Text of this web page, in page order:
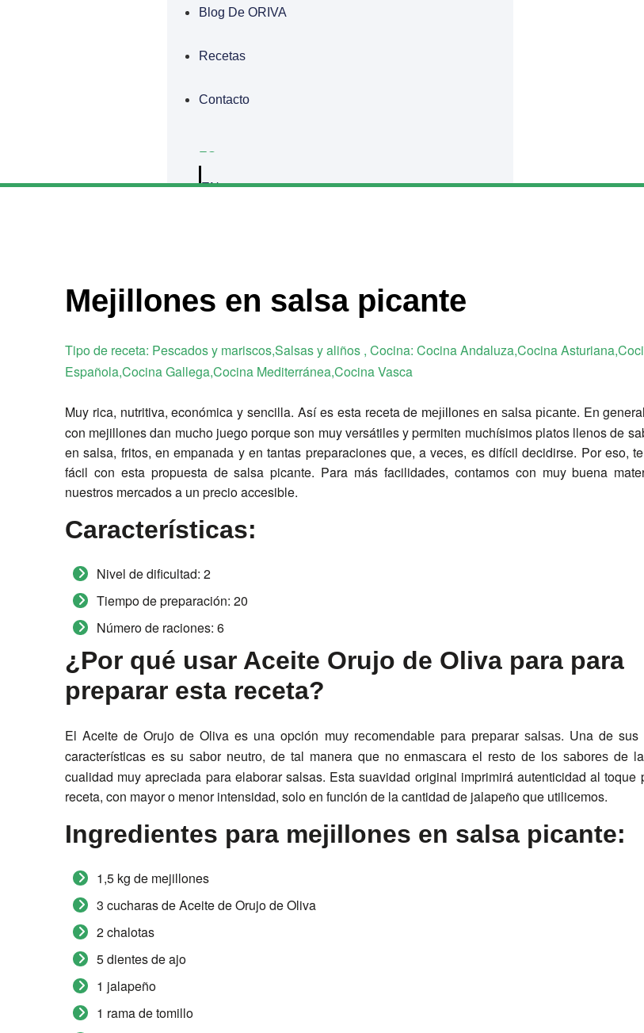
Blog De ORIVA
Recetas
Contacto
ES
EN
Mejillones en salsa picante
Tipo de receta: Pescados y mariscos,Salsas y aliños , Cocina: Cocina Andaluza,Cocina
Española,Cocina Gallega,Cocina Mediterránea,Cocina Vasca
Muy rica, nutritiva, económica y sencilla. Así es esta receta de mejillones en salsa picante. En
con mejillones dan mucho juego porque son muy versátiles y permiten muchísimos platos llenos de
en salsa, fritos, en empanada y en tantas preparaciones que, a veces, es difícil decidirse. Por eso,
fácil con esta propuesta de salsa picante. Para más facilidades, contamos con muy buena
nuestros mercados a un precio accesible.
Características:
Nivel de dificultad: 2
Tiempo de preparación: 20
Número de raciones: 6
¿Por qué usar Aceite Orujo de Oliva para para
preparar esta receta?
El Aceite de Orujo de Oliva es una opción muy recomendable para preparar salsas. Una de sus
características es su sabor neutro, de tal manera que no enmascara el resto de los sabores de
cualidad muy apreciada para elaborar salsas. Esta suavidad original imprimirá autenticidad al toque
receta, con mayor o menor intensidad, solo en función de la cantidad de jalapeño que utilicemos.
Ingredientes para mejillones en salsa picante:
1,5 kg de mejillones
3 cucharas de Aceite de Orujo de Oliva
2 chalotas
5 dientes de ajo
1 jalapeño
1 rama de tomillo